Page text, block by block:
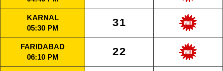
KARNAL
05:30 PM
31
FARIDABAD
06:10 PM
22